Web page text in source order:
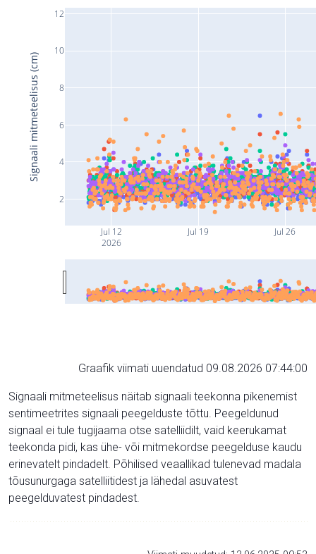
Jul 12
2026
Jul 19 Jul 26
2
4
6
8
10
12
Signaali mitmeteelisus (cm)
Graafik viimati uuendatud 09.08.2026 07:44:00
Signaali mitmeteelisus näitab signaali teekonna pikenemist
sentimeetrites signaali peegelduste tõttu. Peegeldunud
signaal ei tule tugijaama otse satelliidilt, vaid keerukamat
teekonda pidi, kas ühe- või mitmekordse peegelduse kaudu
erinevatelt pindadelt. Põhilised veaallikad tulenevad madala
tõusunurgaga satelliitidest ja lähedal asuvatest
peegelduvatest pindadest.